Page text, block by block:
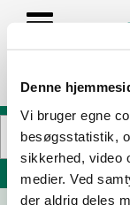
Denne
Vi bruger egne
besøgsstatistik,
sikkerhed, video
medier. Ved
der aldrig deles
Søg på adresse,